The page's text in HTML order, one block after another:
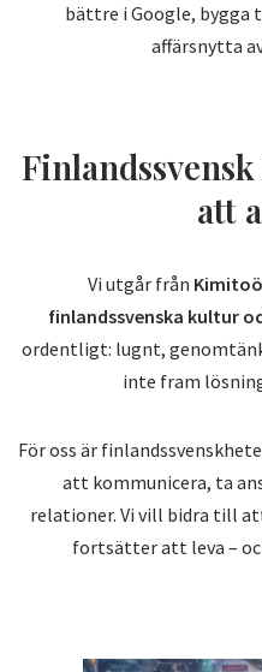
bättre i Google, bygga
affärsnytta
att
Vi utgår från
finlandssvenska kultur
ordentligt: lugnt,
inte fram
För oss är
att kommunicera, ta
relationer. Vi vill bidra till
fortsätter att leva –